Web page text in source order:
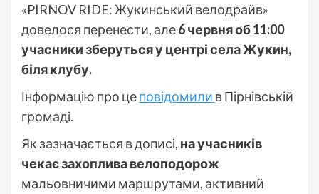
«PIRNOV RIDE: Жукинський велодрайв»
довелося перенести, але6 червня об 11:00
учасники зберуться у центрі села Жукин,
біля клубу.
Інформацію про цеповідомили в Пірнівській
громаді.
Як зазначається в дописі, на учасників
чекає захоплива велоподорож
мальовничими маршрутами, активний